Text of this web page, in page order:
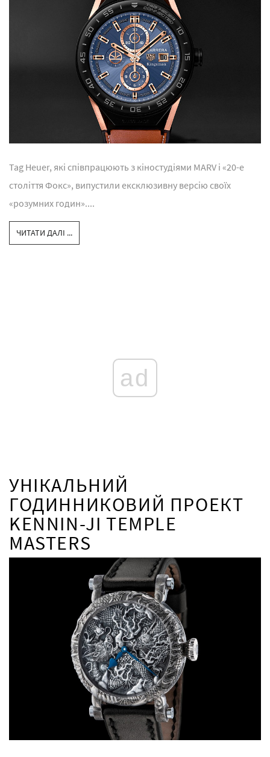
Tag Heuer, які співпрацюють з кіностудіями MARV і «20-е
століття Фокс», випустили ексклюзивну версію своїх
«розумних годин»....
ЧИТАТИ ДАЛІ ...
ad
УНІКАЛЬНИЙ
ГОДИННИКОВИЙ ПРОЕКТ
KENNIN-JI TEMPLE
MASTERS